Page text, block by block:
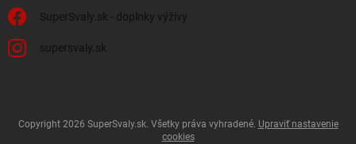
SuperSvaly.sk - doplnky výživy
supersvaly.sk
Copyright 2026 SuperSvaly.sk. Všetky práva vyhradené. Upraviť nastavenie
cookies